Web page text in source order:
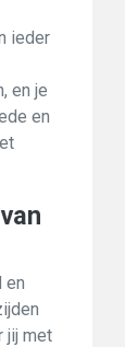
ieder
en je
en
en
jij met